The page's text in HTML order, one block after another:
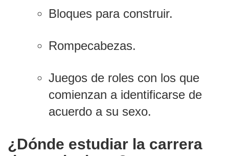
Bloques para construir.
Rompecabezas.
Juegos de roles con los que
comienzan a identificarse de
acuerdo a su sexo.
¿Dónde estudiar la carrera